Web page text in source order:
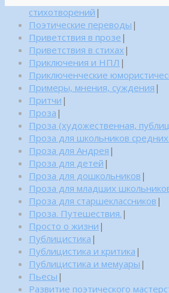
стихотворений |
Поэтические переводы |
Приветствия в прозе |
Приветствия в стихах |
Приключения и НПЛ |
Приключенческие
Примеры, мнения, суждения |
Притчи |
Проза |
Проза (художественная,
Проза для школьников средних
Проза для Андрея |
Проза для детей |
Проза для дошкольников |
Проза для младших
Проза для старшеклассников |
Проза. Путешествия. |
Просто о жизни |
Публицистика |
Публицистика и критика |
Публицистика и мемуары |
Пьесы |
Развитие поэтического